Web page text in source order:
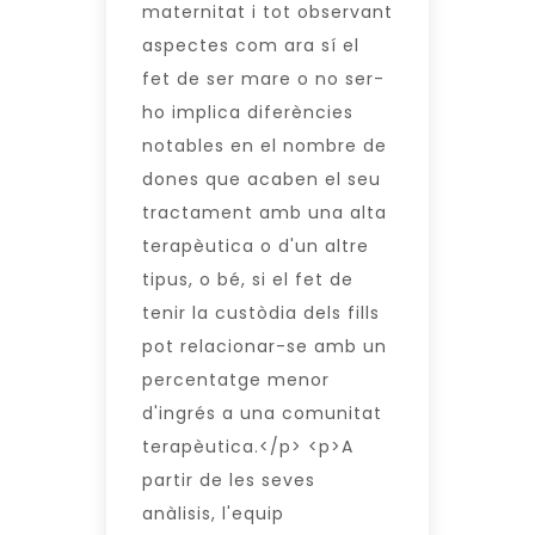
maternitat i tot observant
aspectes com ara sí el
fet de ser mare o no ser-
ho implica diferències
notables en el nombre de
dones que acaben el seu
tractament amb una alta
terapèutica o d'un altre
tipus, o bé, si el fet de
tenir la custòdia dels fills
pot relacionar-se amb un
percentatge menor
d'ingrés a una comunitat
terapèutica.</p> <p>A
partir de les seves
anàlisis, l'equip